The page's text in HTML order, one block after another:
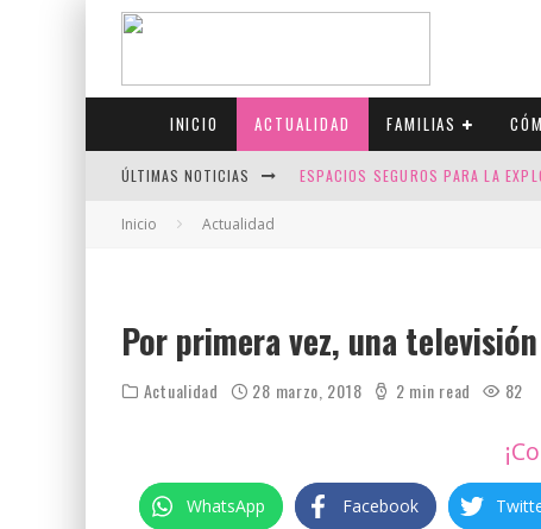
INICIO ACTUALIDAD FAMILIAS
ÚLTIMAS NOTICIAS ESPACIOS SEGUROS PARA LA
Inicio Actualidad
Por primera vez, una
Actualidad 28 marzo, 2018 2 min read 82
WhatsApp Facebook